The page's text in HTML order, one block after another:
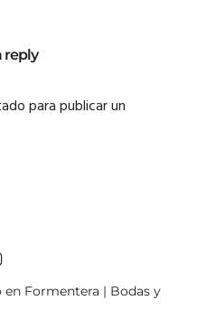
reply
para publicar un
Formentera | Bodas y